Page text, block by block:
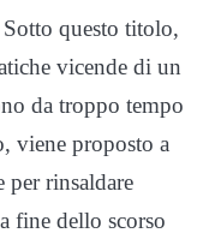
Sotto questo titolo,
vicende di un
da troppo tempo
viene proposto a
rinsaldare
fine dello scorso